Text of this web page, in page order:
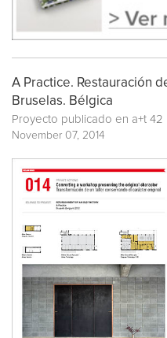
A Practice. Restauración
Bruselas. Bélgica
Proyecto publicado en a+t 42
November 07, 2014